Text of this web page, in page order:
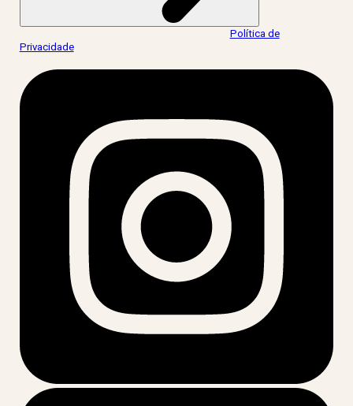
Política de
Privacidade.